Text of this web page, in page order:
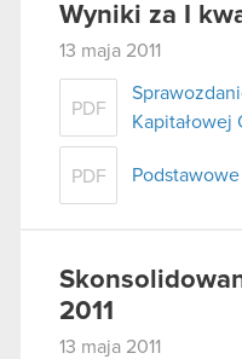
Wyniki za I
13 maja 2011
PDF
Kapitałowej
PDF Podstawowe
2011
13 maja 2011